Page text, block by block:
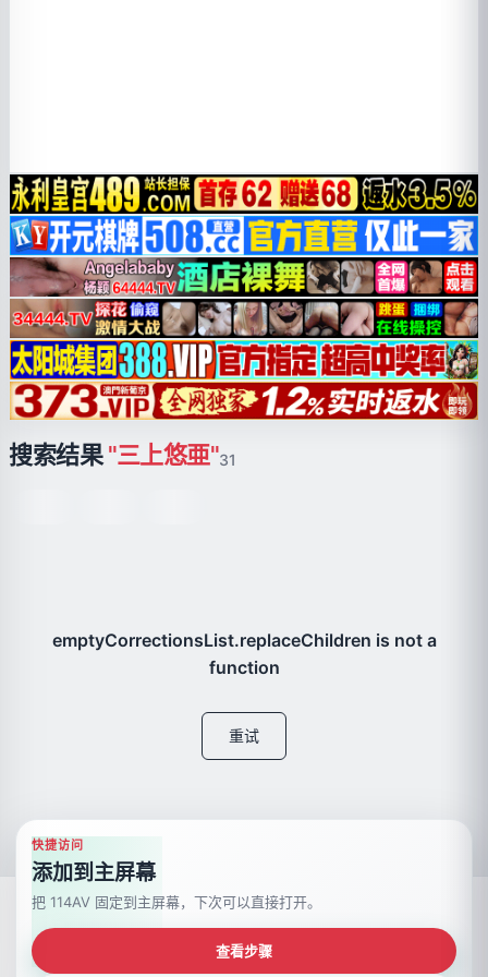
搜索结果"三上悠亜"31
emptyCorrectionsList.replaceChildren is not a
function
重试
APP 广告合作 高级会员 服务条款 隐私政策
常见问题
快捷访问
添加到主屏幕
把 114AV 固定到主屏幕，下次可以直接打开。
查看步骤